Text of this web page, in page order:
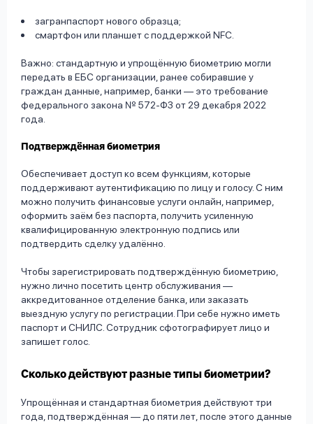
загранпаспорт нового образца;
смартфон или планшет с поддержкой NFC.
Важно: стандартную и упрощённую биометрию могли
передать в ЕБС организации, ранее собиравшие у
граждан данные, например, банки — это требование
федерального закона № 572-ФЗ от 29 декабря 2022
года.
Подтверждённая биометрия
Обеспечивает доступ ко всем функциям, которые
поддерживают аутентификацию по лицу и голосу. С ним
можно получить финансовые услуги онлайн, например,
оформить заём без паспорта, получить усиленную
квалифицированную электронную подпись или
подтвердить сделку удалённо.
Чтобы зарегистрировать подтверждённую биометрию,
нужно лично посетить центр обслуживания —
аккредитованное отделение банка, или заказать
выездную услугу по регистрации. При себе нужно иметь
паспорт и СНИЛС. Сотрудник сфотографирует лицо и
запишет голос.
Сколько действуют разные типы биометрии?
Упрощённая и стандартная биометрия действуют три
года, подтверждённая — до пяти лет, после этого данные